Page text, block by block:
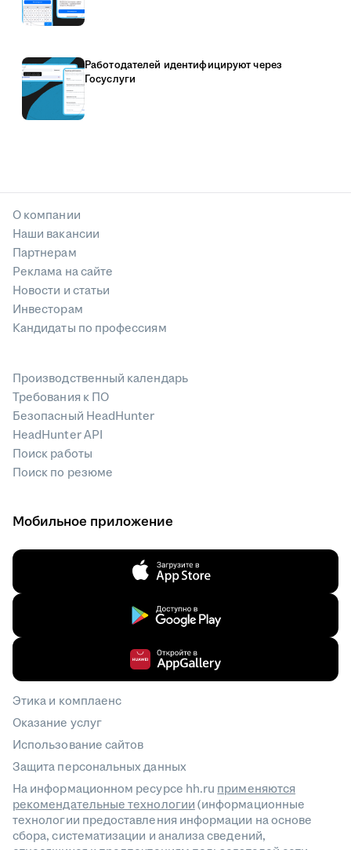
Работодателей идентифицируют через
Госуслуги
О компании
Наши вакансии
Партнерам
Реклама на сайте
Новости и статьи
Инвесторам
Кандидаты по профессиям
Производственный календарь
Требования к ПО
Безопасный HeadHunter
HeadHunter API
Поиск работы
Поиск по резюме
Мобильное приложение
Этика и комплаенс
Оказание услуг
Использование сайтов
Защита персональных данных
На информационном ресурсе hh.ru применяются
рекомендательные технологии(информационные
технологии предоставления информации на основе
сбора, систематизации и анализа сведений,